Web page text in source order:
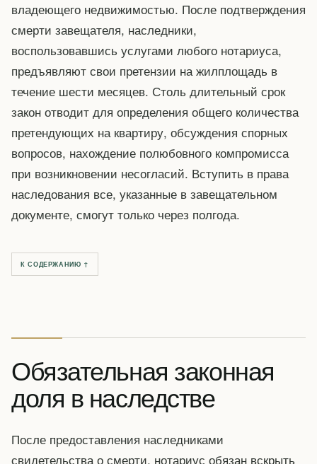
владеющего недвижимостью. После подтверждения
смерти завещателя, наследники,
воспользовавшись услугами любого нотариуса,
предъявляют свои претензии на жилплощадь в
течение шести месяцев. Столь длительный срок
закон отводит для определения общего количества
претендующих на квартиру, обсуждения спорных
вопросов, нахождение полюбовного компромисса
при возникновении несогласий. Вступить в права
наследования все, указанные в завещательном
документе, смогут только через полгода.
К СОДЕРЖАНИЮ ↑
Обязательная законная
доля в наследстве
После предоставления наследниками
свидетельства о смерти, нотариус обязан вскрыть